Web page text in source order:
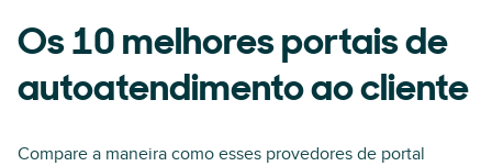
Os 10 melhores portais de
autoatendimento ao cliente
Compare a maneira como esses provedores de portal